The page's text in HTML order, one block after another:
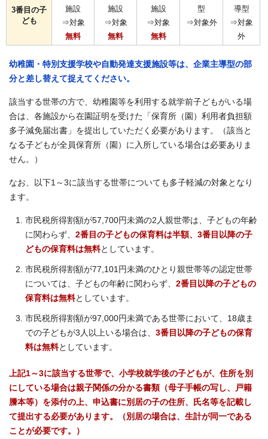
3番目の子
ども
施設
⇒対象
無料
施設
⇒対象
無料
施設
⇒対象
無料
型
⇒対象外
導型
⇒対象
外
幼稚園・特別支援学校や自動発達支援施設等は、企業主導型の部
分と差し替えて捉えてください。
該当する世帯の方で、幼稚園等を利用する就学前子どもがいる場
合は、各施設から在園証明を受けた「保育所（園）利用者負担額
多子減免届出書」を提出していただく必要があります。（該当と
なる子どもが全員保育所（園）に入所している場合は必要ありま
せん。）
なお、以下1～3に該当する世帯についても多子軽減の対象となり
ます。
市民税所得割額が57,700円未満の2人親世帯は、子どもの年齢
に関わらず、 2番目の子どもの保育料は半額、3番目以降の子
どもの保育料は無料としています。
市民税所得割額が77,101円未満のひとり親世帯等の認定世帯
については、子どもの年齢に関わらず、 2番目以降の子どもの
保育料は無料としています。
市民税所得割額が97,000円未満である世帯において、18歳ま
での子どもが3人以上いる場合は、 3番目以降の子どもの保育
料は無料としています。
上記1～3に該当する世帯で、小学校就学後の子どもが、住所を別
にしている場合は親子関係の分かる書類（母子手帳の写し、戸籍
謄本等）を添付の上、申込書に別居の子の住所、氏名等を記載し
て提出する必要があります。（別居の場合は、生計が同一である
ことが必要です。）